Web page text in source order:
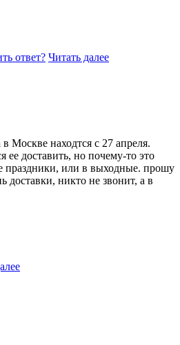
ответ? Читать далее
находтся с 27 апреля.
ее доставить, но почему-то это
праздники, или в выходные. прошу
доставки, никто не звонит, а в